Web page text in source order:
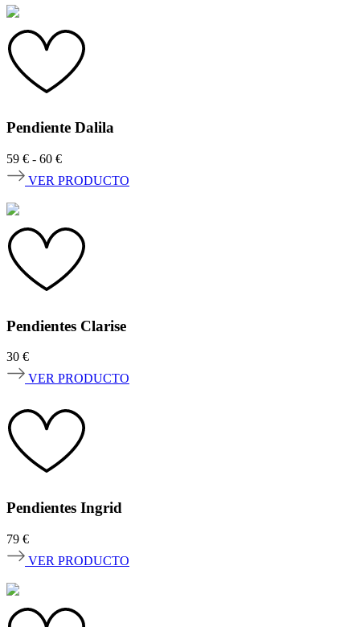
Pendiente Dalila
59 € - 60 €Rango
precios:
hasta
60 €
VER PRODUCTO
Pendientes Clarise
30 €
VER PRODUCTO
Pendientes Ingrid
79 €
VER PRODUCTO